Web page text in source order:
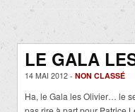
LE GALA
14 MAI 2012 - NON CLASSÉ
Ha, le Gala les Olivier… le